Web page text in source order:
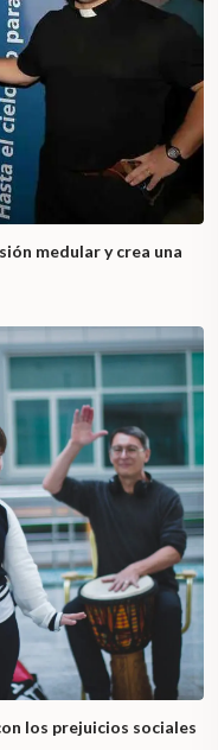
medular y crea una
los prejuicios sociales